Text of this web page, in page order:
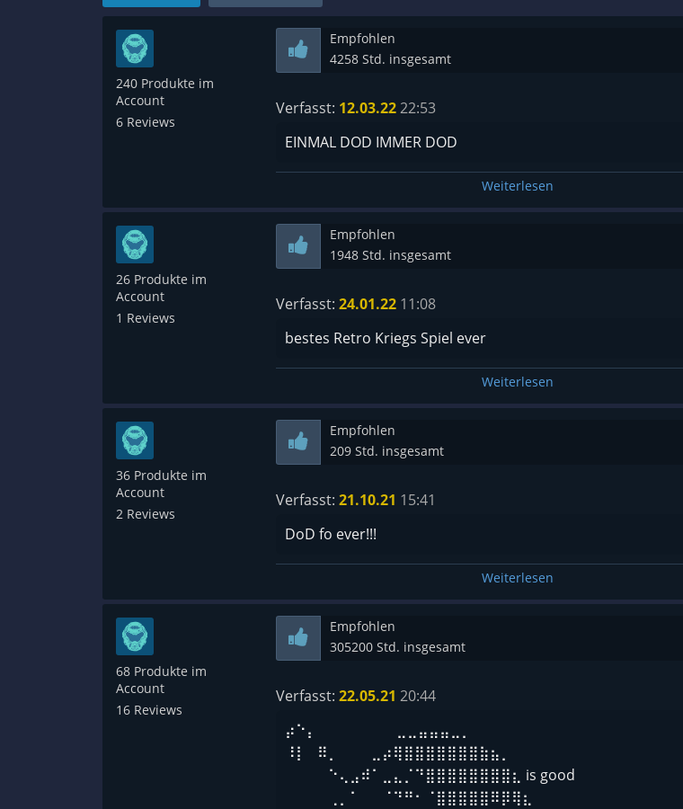
240 Produkte im
Account
6 Reviews
Empfohlen
4258 Std. insgesamt
Verfasst: 12.03.2222:53
EINMAL DOD IMMER DOD
Weiterlesen
26 Produkte im
Account
1 Reviews
Empfohlen
1948 Std. insgesamt
Verfasst: 24.01.2211:08
bestes Retro Kriegs Spiel ever
Weiterlesen
36 Produkte im
Account
2 Reviews
Empfohlen
209 Std. insgesamt
Verfasst: 21.10.21 15:41
DoD fo ever!!!
Weiterlesen
68 Produkte im
Account
16 Reviews
Empfohlen
305200 Std. insgesamt
Verfasst: 22.05.21 20:44
⡴⠑⡄⠀⠀⠀⠀⠀⠀⠀ ⣀⣀⣤⣤⣤⣀⡀
⠸⡇⠀⠿⡀⠀⠀⠀⣀⡴⢿⣿⣿⣿⣿⣿⣿⣿⣷⣦⡀
⠀⠀⠀⠀⠑⢄⣠⠾⠁⣀⣄⡈⠙⣿⣿⣿⣿⣿⣿⣿⣿⣆ is good
⠀⠀⠀⠀⢀⡀⠁⠀⠀⠈⠙⠛⠂⠈⣿⣿⣿⣿⣿⠿⡿⢿⣆